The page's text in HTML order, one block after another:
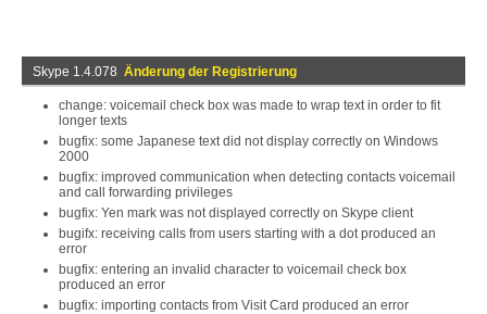
Skype 1.4.078 Änderung der Registrierung
change: voicemail check box was made to wrap text in order to fit
longer texts
bugfix: some Japanese text did not display correctly on Windows
2000
bugfix: improved communication when detecting contacts voicemail
and call forwarding privileges
bugfix: Yen mark was not displayed correctly on Skype client
bugifx: receiving calls from users starting with a dot produced an
error
bugfix: entering an invalid character to voicemail check box
produced an error
bugfix: importing contacts from Visit Card produced an error